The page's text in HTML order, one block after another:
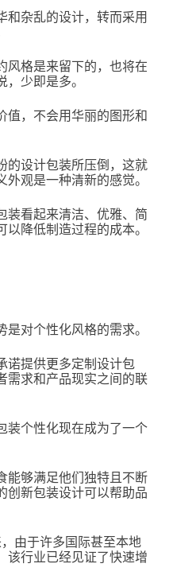
和杂乱的设计，转而采用
风格是来留下的，也将在
少即是多。
值，不会用华丽的图形和
的设计包装所压倒，这就
观是一种清新的感觉。
装看起来清洁、优雅、简
降低制造过程的成本。
对个性化风格的需求。
诺提供更多定制设计包
需求和产品现实之间的联
装个性化现在成为了一个
能够满足他们独特且不断
创新包装设计可以帮助品
由于许多国际甚至本地
该行业已经见证了快速增